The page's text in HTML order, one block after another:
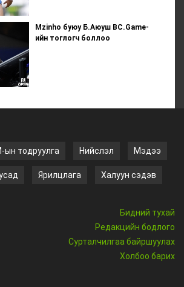
Mzinho буюу Б.Аюуш BC.Game-
ийн тоглогч боллоо
тодруулга Нийслэл Мэдээ
Ярилцлага Халуун сэдэв
Бидний тухай
Редакцийн бодлого
Сурталчилгаа байршуулах
Холбоо барих